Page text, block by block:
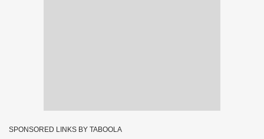
SPONSORED LINKS BY TABOOLA